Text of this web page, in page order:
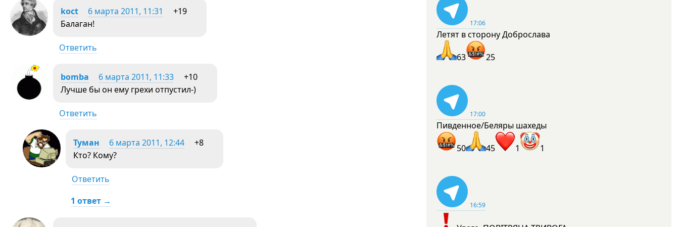
koct 6 марта 2011, 11:31
+19
Балаган!
Ответить
bomba 6 марта 2011, 11:33
+10
Лучше бы он ему грехи отпустил-)
Ответить
Туман 6 марта 2011, 12:44
+8
Кто? Кому?
Ответить
1 ответ →
17:06
Летят в сторону Доброслава
63 25
17:00
Пивденное/Беляры шахеды
50 45 1 1
16:59